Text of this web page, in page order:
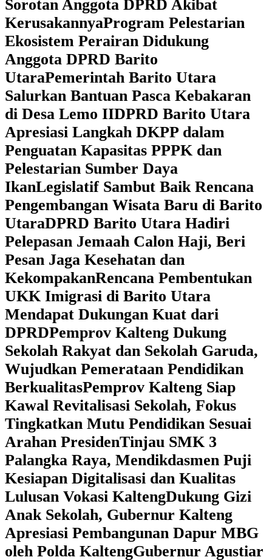
Sorotan Anggota DPRD Akibat
KerusakannyaProgram Pelestarian
Ekosistem Perairan Didukung
Anggota DPRD Barito
UtaraPemerintah Barito Utara
Salurkan Bantuan Pasca Kebakaran
di Desa Lemo IIDPRD Barito Utara
Apresiasi Langkah DKPP dalam
Penguatan Kapasitas PPPK dan
Pelestarian Sumber Daya
IkanLegislatif Sambut Baik Rencana
Pengembangan Wisata Baru di Barito
UtaraDPRD Barito Utara Hadiri
Pelepasan Jemaah Calon Haji, Beri
Pesan Jaga Kesehatan dan
KekompakanRencana Pembentukan
UKK Imigrasi di Barito Utara
Mendapat Dukungan Kuat dari
DPRD‎Pemprov Kalteng Dukung
Sekolah Rakyat dan Sekolah Garuda,
Wujudkan Pemerataan Pendidikan
Berkualitas‎Pemprov Kalteng Siap
Kawal Revitalisasi Sekolah, Fokus
Tingkatkan Mutu Pendidikan Sesuai
Arahan Presiden‎Tinjau SMK 3
Palangka Raya, Mendikdasmen Puji
Kesiapan Digitalisasi dan Kualitas
Lulusan Vokasi Kalteng‎Dukung Gizi
Anak Sekolah, Gubernur Kalteng
Apresiasi Pembangunan Dapur MBG
oleh Polda Kalteng‎Gubernur Agustiar